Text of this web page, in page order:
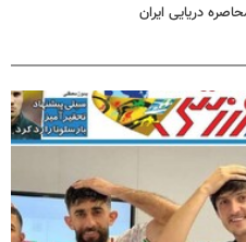
دریایی ایران